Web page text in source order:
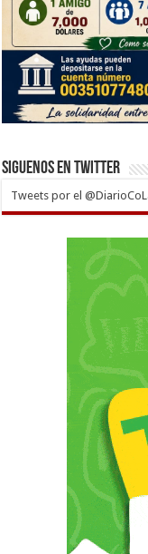
Siguenos en twitter
Tweets por el